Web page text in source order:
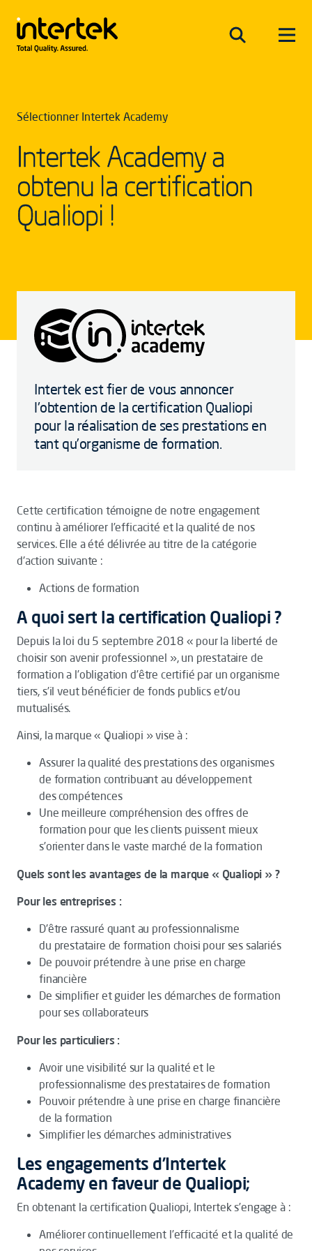
Sélectionner Intertek Academy
Intertek Academy a
obtenu la certification
Qualiopi !
Intertek est fier de vous annoncer
l'obtention de la certification Qualiopi
pour la réalisation de ses prestations en
tant qu’organisme de formation.
Cette certification témoigne de notre engagement
continu à améliorer l’efficacité et la qualité de nos
services. Elle a été délivrée au titre de la catégorie
d'action suivante :
Actions de formation
A quoi sert la certification Qualiopi ?
Depuis la loi du 5 septembre 2018 « pour la liberté de
choisir son avenir professionnel », un prestataire de
formation a l’obligation d’être certifié par un organisme
tiers, s’il veut bénéficier de fonds publics et/ou
mutualisés.
Ainsi, la marque « Qualiopi » vise à :
Assurer la qualité des prestations des organismes
de formation contribuant au développement
des compétences
Une meilleure compréhension des offres de
formation pour que les clients puissent mieux
s’orienter dans le vaste marché de la formation
Quels sont les avantages de la marque « Qualiopi » ?
Pour les entreprises :
D'être rassuré quant au professionnalisme
du prestataire de formation choisi pour ses salariés
De pouvoir prétendre à une prise en charge
financière
De simplifier et guider les démarches de formation
pour ses collaborateurs
Pour les particuliers :
Avoir une visibilité sur la qualité et le
professionnalisme des prestataires de formation
Pouvoir prétendre à une prise en charge financière
de la formation
Simplifier les démarches administratives
Les engagements d’Intertek
Academy en faveur de Qualiopi;
En obtenant la certification Qualiopi, Intertek s’engage à :
Améliorer continuellement l’efficacité et la qualité de